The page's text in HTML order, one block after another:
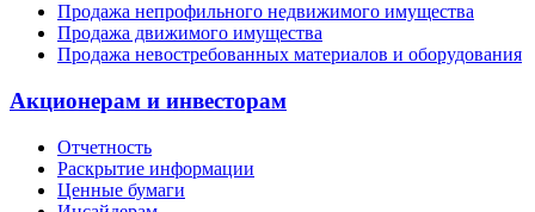
Продажа непрофильного недвижимого имущества
Продажа движимого имущества
Продажа невостребованных материалов и оборудования
Акционерам и инвесторам
Отчетность
Раскрытие информации
Ценные бумаги